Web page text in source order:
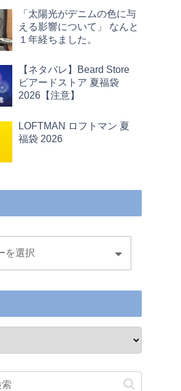
「太陽光がデニムの色に与
える影響について」 なんと
１年経ちました。
【ネタバレ】Beard Store
ビアードストア 夏福袋
2026【注意】
LOFTMAN ロフトマン 夏
福袋 2026